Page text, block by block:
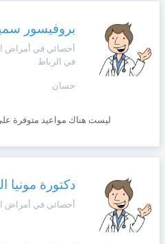
بروفيسور
أخصائي في أمراض
في الرباط
حسان
ليست هناك مواعيد متوفرة على
دكتورة مونيا
أخصائي في أمراض